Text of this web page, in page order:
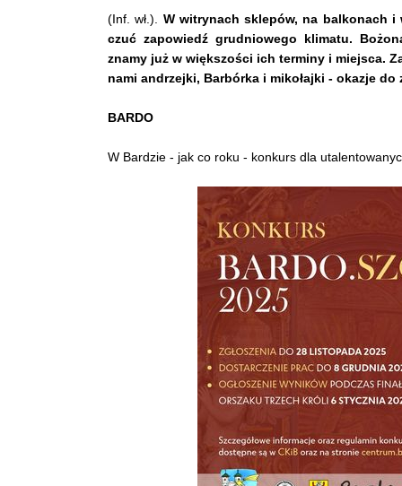
(Inf. wł.). W witrynach sklepów, na balkonach i
czuć zapowiedź grudniowego klimatu.
znamy już w większości ich terminy i miejsca.
nami andrzejki, Barbórka i mikołajki - okazje
BARDO
W Bardzie - jak co roku - konkurs dla